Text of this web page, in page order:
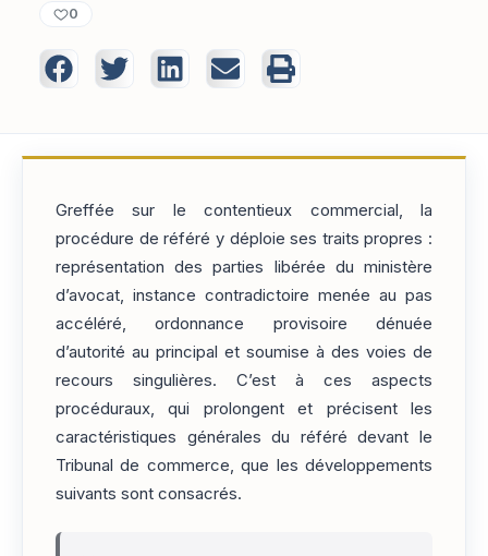
0
Greffée sur le contentieux commercial, la
procédure de référé y déploie ses traits propres :
représentation des parties libérée du ministère
d’avocat, instance contradictoire menée au pas
accéléré, ordonnance provisoire dénuée
d’autorité au principal et soumise à des voies de
recours singulières. C’est à ces aspects
procéduraux, qui prolongent et précisent les
caractéristiques générales du référé devant le
Tribunal de commerce, que les développements
suivants sont consacrés.